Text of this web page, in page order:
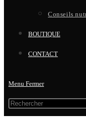
Conseils
BOUTIQUE
CONTACT
Menu Fermer